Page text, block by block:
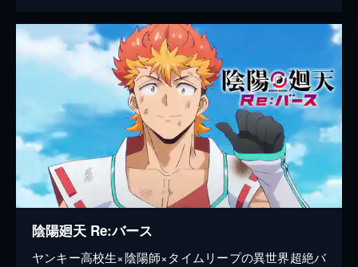
陰陽廻天 Re:バース
ヤンキー高校生×陰陽師×タイムリープの異世界超絶バ